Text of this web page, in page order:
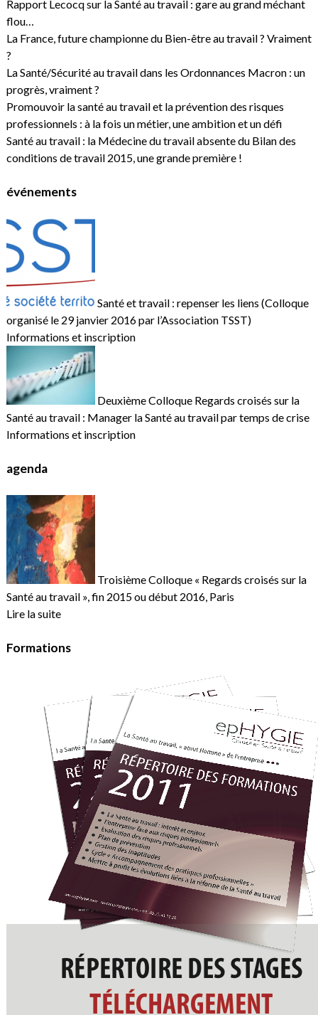
Rapport Lecocq sur la Santé au travail : gare au grand méchant
flou…
La France, future championne du Bien-être au travail ? Vraiment
?
La Santé/Sécurité au travail dans les Ordonnances Macron : un
progrès, vraiment ?
Promouvoir la santé au travail et la prévention des risques
professionnels : à la fois un métier, une ambition et un défi
Santé au travail : la Médecine du travail absente du Bilan des
conditions de travail 2015, une grande première !
événements
Santé et travail : repenser les liens (Colloque
organisé le 29 janvier 2016 par l’Association TSST)
Informations et inscription
Deuxième Colloque Regards croisés sur la
Santé au travail : Manager la Santé au travail par temps de crise
Informations et inscription
agenda
Troisième Colloque « Regards croisés sur la
Santé au travail », fin 2015 ou début 2016, Paris
Lire la suite
Formations